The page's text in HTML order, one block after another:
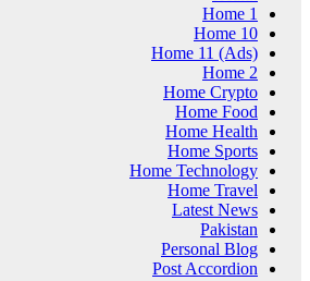
Home 1
Home 10
Home 11 (Ads)
Home 2
Home Crypto
Home Food
Home Health
Home Sports
Home Technology
Home Travel
Latest News
Pakistan
Personal Blog
Post Accordion